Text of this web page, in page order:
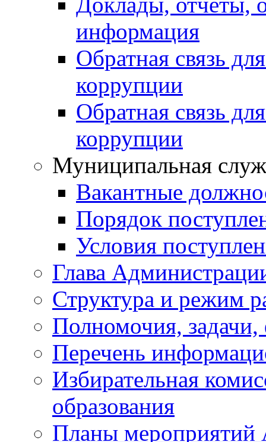
информация
Обратная связь
коррупции
Обратная связь
коррупции
Муниципальная
Вакантные
Порядок
Условия
Глава
Структура и режим
Полномочия,
Перечень
Избирательная
образования
Планы мероприятий